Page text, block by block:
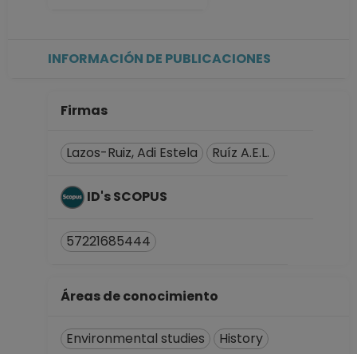
INFORMACIÓN DE PUBLICACIONES
Firmas
Lazos-Ruiz, Adi Estela Ruíz A.E.L.
ID's SCOPUS
57221685444
Áreas de conocimiento
Environmental studies
History